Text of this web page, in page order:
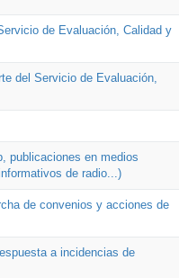
de Evaluación, Calidad y
del Servicio de Evaluación,
publicaciones en medios
de radio...)
de convenios y acciones de
a incidencias de